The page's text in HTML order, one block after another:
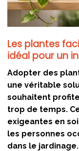
Les plantes
idéal pour un
Adopter des
une véritable
souhaitent
trop de temps.
exigeantes en
les personnes
dans le